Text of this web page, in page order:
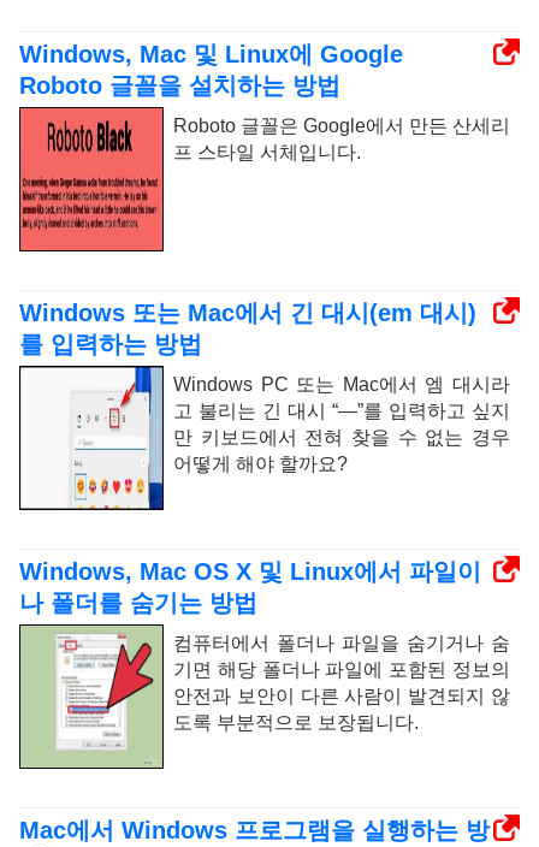
Windows, Mac 및 Linux에 Google
Roboto 글꼴을 설치하는 방법
Roboto 글꼴은 Google에서 만든 산세리
프 스타일 서체입니다.
Windows 또는 Mac에서 긴 대시(em 대시)
를 입력하는 방법
Windows PC 또는 Mac에서 엠 대시라
고 불리는 긴 대시 “—”를 입력하고 싶지
만 키보드에서 전혀 찾을 수 없는 경우
어떻게 해야 할까요?
Windows, Mac OS X 및 Linux에서 파일이
나 폴더를 숨기는 방법
컴퓨터에서 폴더나 파일을 숨기거나 숨
기면 해당 폴더나 파일에 포함된 정보의
안전과 보안이 다른 사람이 발견되지 않
도록 부분적으로 보장됩니다.
Mac에서 Windows 프로그램을 실행하는 방